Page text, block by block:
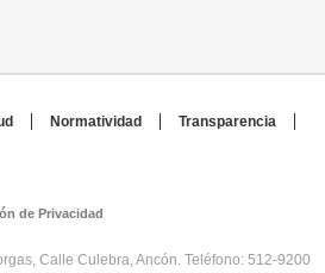
Normatividad
Transparencia
de Privacidad
Calle Culebra, Ancón. Teléfono: 512-9200